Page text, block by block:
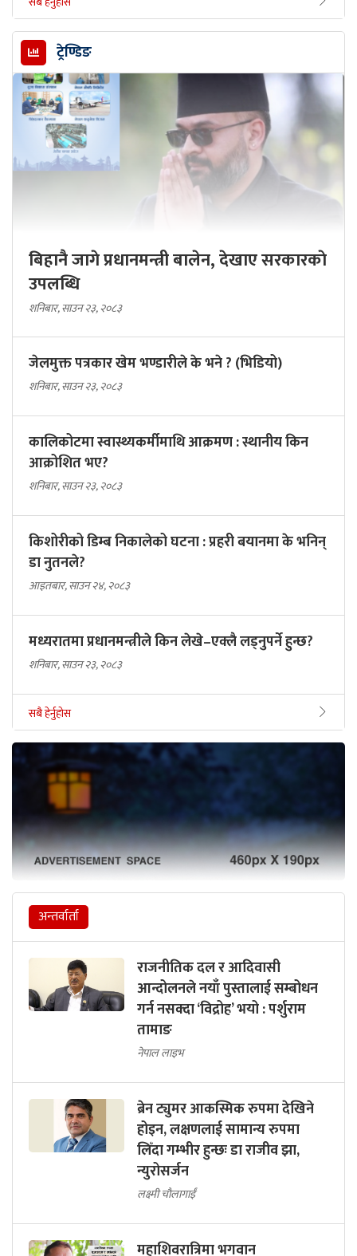
ट्रेण्डिङ
बिहानै जागे प्रधानमन्त्री बालेन, देखाए सरकारकाे
उपलब्धि
शनिबार, साउन २३, २०८३
जेलमुक्त पत्रकार खेम भण्डारीले के भने ? (भिडियो)
शनिबार, साउन २३, २०८३
कालिकोटमा स्वास्थ्यकर्मीमाथि आक्रमण : स्थानीय किन
आक्रोशित भए?
शनिबार, साउन २३, २०८३
किशोरीको डिम्ब निकालेको घटना : प्रहरी बयानमा के भनिन्
डा नुतनले?
आइतबार, साउन २४, २०८३
मध्यरातमा प्रधानमन्त्रीले किन लेखे–एक्लै लड्नुपर्ने हुन्छ?
शनिबार, साउन २३, २०८३
सबै हेर्नुहोस
अन्तर्वार्ता
राजनीतिक दल र आदिवासी
आन्दोलनले नयाँ पुस्तालाई सम्बोधन
गर्न नसक्दा ‘विद्रोह’ भयो : पर्शुराम
तामाङ
नेपाल लाइभ
ब्रेन ट्युमर आकस्मिक रुपमा देखिने
होइन, लक्षणलाई सामान्य रुपमा
लिँदा गम्भीर हुन्छः डा राजीव झा,
न्युरोसर्जन
लक्ष्मी चौलागाईं
महाशिवरात्रिमा भगवान